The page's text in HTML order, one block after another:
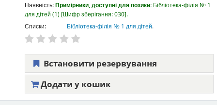
Наявність:Примірники, доступні для позики: Бібліотека-філія № 1
для дітей (1) Шифр зберігання:030 .
Списки:
Бібліотека-філія № 1 для дітей.
Встановити резервування
Додати у кошик